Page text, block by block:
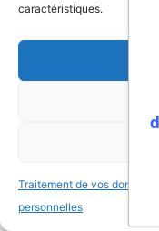
caractéristiques.
Traitement de vos données
personnelles
Ce site utilise
En
données de vos